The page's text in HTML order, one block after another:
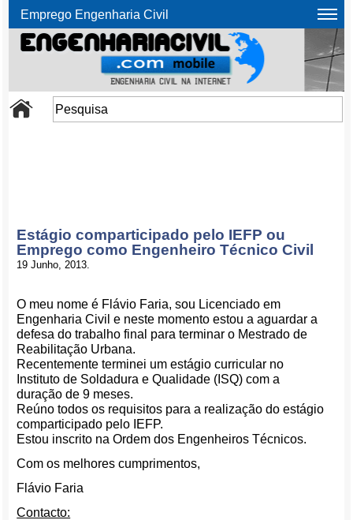
Emprego Engenharia Civil
Estágio comparticipado pelo IEFP ou
Emprego como Engenheiro Técnico Civil
19 Junho, 2013.
O meu nome é Flávio Faria, sou Licenciado em
Engenharia Civil e neste momento estou a aguardar a
defesa do trabalho final para terminar o Mestrado de
Reabilitação Urbana.
Recentemente terminei um estágio curricular no
Instituto de Soldadura e Qualidade (ISQ) com a
duração de 9 meses.
Reúno todos os requisitos para a realização do estágio
comparticipado pelo IEFP.
Estou inscrito na Ordem dos Engenheiros Técnicos.
Com os melhores cumprimentos,
Flávio Faria
Contacto: